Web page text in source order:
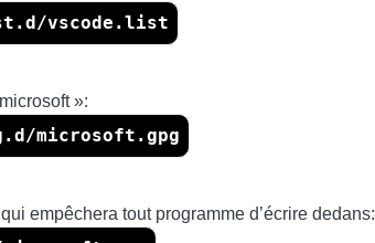
vscode.list
»:
microsoft.gpg
empêchera tout programme d’écrire dedans: